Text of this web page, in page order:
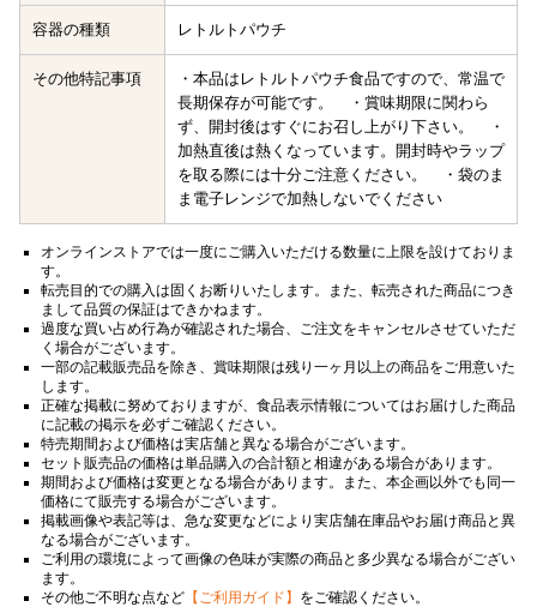
容器の種類 レトルトパウチ
その他特記事項
・本品はレトルトパウチ食品ですので、常温で
長期保存が可能です。 ・賞味期限に関わら
ず、開封後はすぐにお召し上がり下さい。 ・
加熱直後は熱くなっています。開封時やラップ
を取る際には十分ご注意ください。 ・袋のま
ま電子レンジで加熱しないでください
オンラインストアでは一度にご購入いただける数量に上限を設けておりま
す。
転売目的での購入は固くお断りいたします。また、転売された商品につき
まして品質の保証はできかねます。
過度な買い占め行為が確認された場合、ご注文をキャンセルさせていただ
く場合がございます。
一部の記載販売品を除き、賞味期限は残り一ヶ月以上の商品をご用意いた
します。
正確な掲載に努めておりますが、食品表示情報についてはお届けした商品
に記載の掲示を必ずご確認ください。
特売期間および価格は実店舗と異なる場合がございます。
セット販売品の価格は単品購入の合計額と相違がある場合があります。
期間および価格は変更となる場合があります。また、本企画以外でも同一
価格にて販売する場合がございます。
掲載画像や表記等は、急な変更などにより実店舗在庫品やお届け商品と異
なる場合がございます。
ご利用の環境によって画像の色味が実際の商品と多少異なる場合がござい
ます。
その他ご不明な点など 【ご利用ガイド】 をご確認ください。